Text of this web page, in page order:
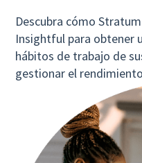
Descubra cómo
Insightful para obtener
hábitos de trabajo de
gestionar el